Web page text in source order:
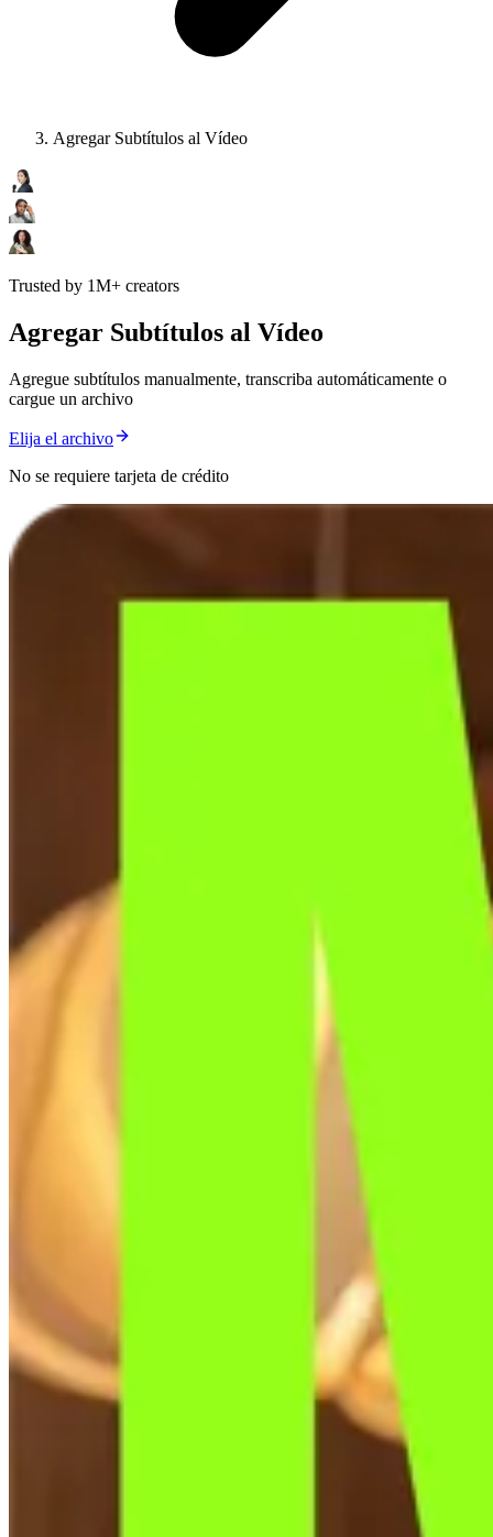
Agregar Subtítulos al Vídeo
Trusted by 1M+ creators
Agregar Subtítulos al Vídeo
Agregue subtítulos manualmente, transcriba automáticamente o
cargue un archivo
Elija el archivo
No se requiere tarjeta de crédito